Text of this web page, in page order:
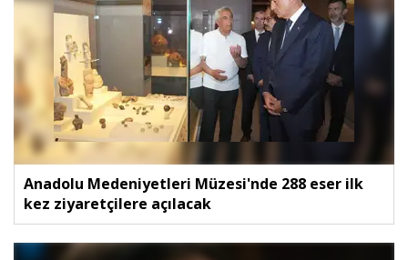
Anadolu Medeniyetleri Müzesi'nde 288 eser ilk
kez ziyaretçilere açılacak